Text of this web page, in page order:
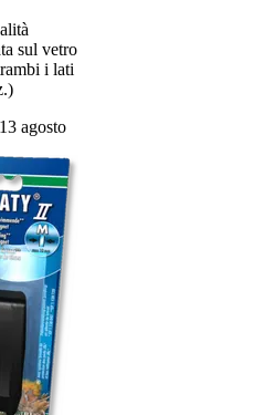
sul vetro
i lati
agosto